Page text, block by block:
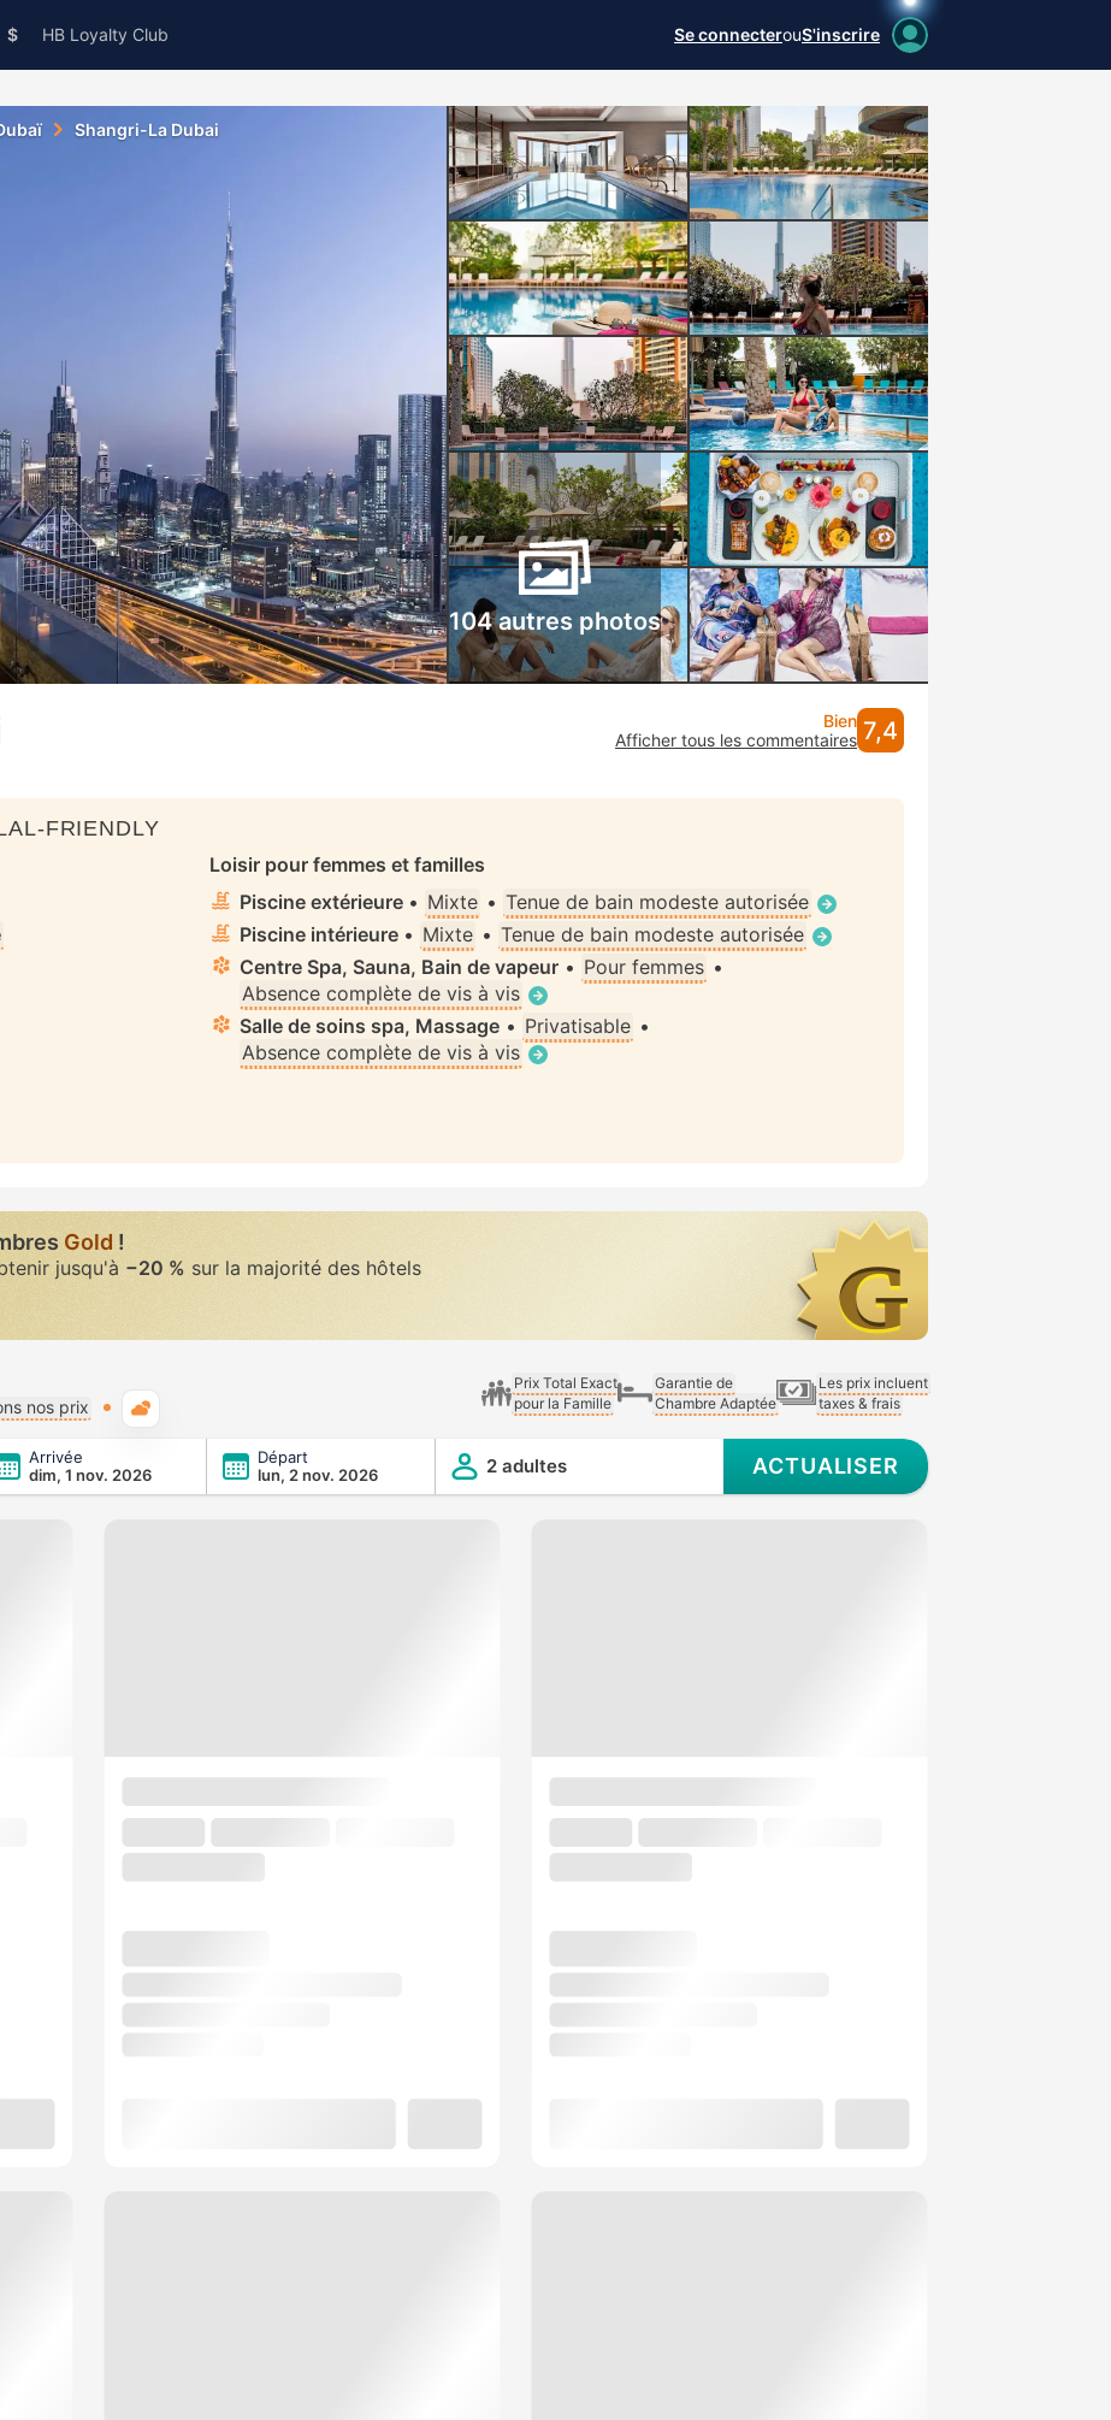
$ HB Loyalty Club Se connecterouS'inscrire
Shangri-La Dubai
104 autres photos
Bien
Afficher tous les commentaires 7,4
FRIENDLY
Loisir pour femmes et familles
Piscine extérieure • Mixte • Tenue de bain modeste autorisée
Piscine intérieure • Mixte • Tenue de bain modeste autorisée
Centre Spa, Sauna, Bain de vapeur • Pour femmes •
Absence complète de vis à vis
Salle de soins spa, Massage • Privatisable •
Absence complète de vis à vis
Gold!
jusqu'à −20 % sur la majorité des hôtels
nos prix
Prix Total Exact
pour la Famille
Garantie de
Chambre Adaptée
Les prix incluent
taxes & frais
Arrivée
dim, 1 nov. 2026
Départ
lun, 2 nov. 2026
2 adultes ACTUALISER